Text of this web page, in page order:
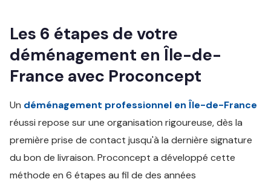
Les 6 étapes de votre
déménagement en Île-de-
France avec Proconcept
Un déménagement professionnel en Île-de-France
réussi repose sur une organisation rigoureuse, dès la
première prise de contact jusqu'à la dernière signature
du bon de livraison. Proconcept a développé cette
méthode en 6 étapes au fil de des années